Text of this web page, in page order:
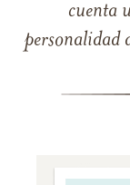
cuenta
personalidad